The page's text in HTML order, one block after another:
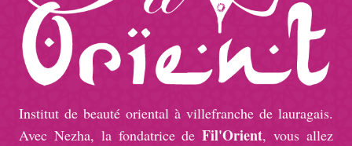
Institut de beauté oriental à villefranche de lauragais.
Avec Nezha, la fondatrice deFil'Orient, vous allez